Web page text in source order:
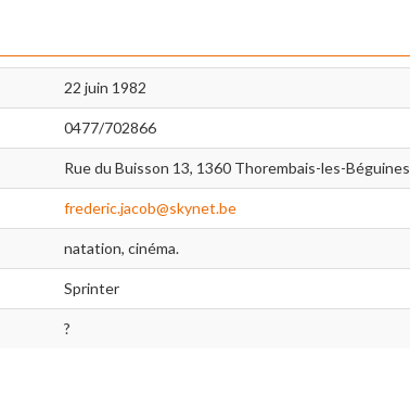
22 juin 1982
0477/702866
Rue du Buisson 13, 1360 Thorembais-les-Béguines
frederic.jacob@skynet.be
natation, cinéma.
Sprinter
?